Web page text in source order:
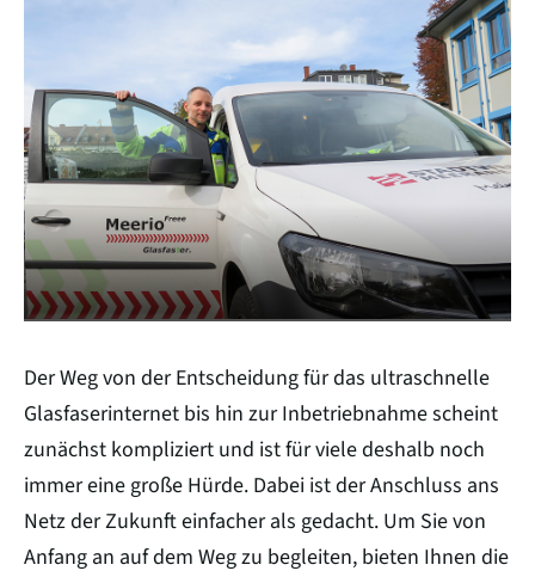
Der Weg von der Entscheidung für das ultraschnelle
Glasfaserinternet bis hin zur Inbetriebnahme scheint
zunächst kompliziert und ist für viele deshalb noch
immer eine große Hürde. Dabei ist der Anschluss ans
Netz der Zukunft einfacher als gedacht. Um Sie von
Anfang an auf dem Weg zu begleiten, bieten Ihnen die
Zeilenabstand verkleinern
Graustufen
Großer Mauszeiger
Lesehilfe
Links unterstreichen
Animationen ausschalten
Hoher Kontrast